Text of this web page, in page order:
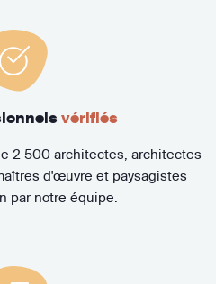
vérifiés
2 500 architectes, architectes
d'œuvre et paysagistes
par notre équipe.